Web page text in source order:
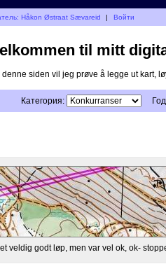
Håkon Østraat Sævareid | Войти
til mitt
denne siden vil jeg prøve å legge ut kart,
Категория:
veldig godt løp, men var vel ok, ok-